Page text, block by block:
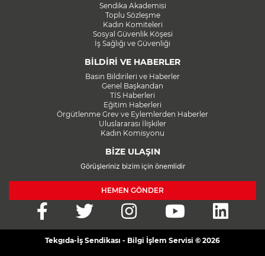
Sendika Akademisi
Toplu Sözleşme
Kadın Komiteleri
Sosyal Güvenlik Köşesi
İş Sağlığı ve Güvenliği
BİLDİRİ VE HABERLER
Basın Bildirileri ve Haberler
Genel Başkandan
TİS Haberleri
Eğitim Haberleri
Örgütlenme Grev ve Eylemlerden Haberler
Uluslararası İlişkiler
Kadın Komisyonu
BİZE ULAŞIN
Görüşleriniz bizim için önemlidir
HEMEN GÖNDER
Tekgıda-İş Sendikası - Bilgi İşlem Servisi © 2026